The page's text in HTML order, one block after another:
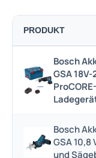
PRODUKT
Bosch
GSA
Bosch
GSA 10,8
und